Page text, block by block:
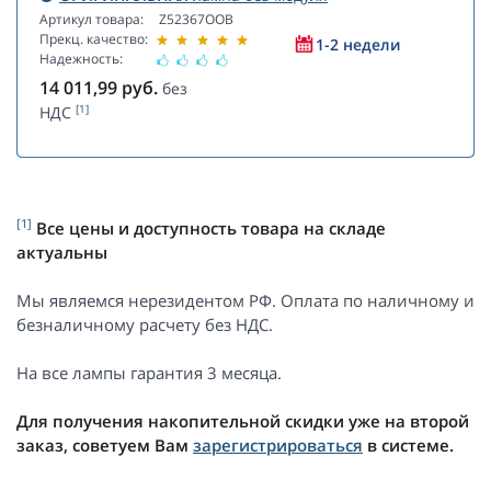
Артикул товара:
Прекц. качество:
Надежность:
Z52367OOB
1-2 недели
14 011,99 руб. без
НДС [1]
[1] Все цены и доступность товара на складе
актуальны
Мы являемся нерезидентом РФ. Оплата по наличному и
безналичному расчету без НДС.
На все лампы гарантия 3 месяца.
Для получения накопительной скидки уже на второй
заказ, советуем Вам зарегистрироваться в системе.